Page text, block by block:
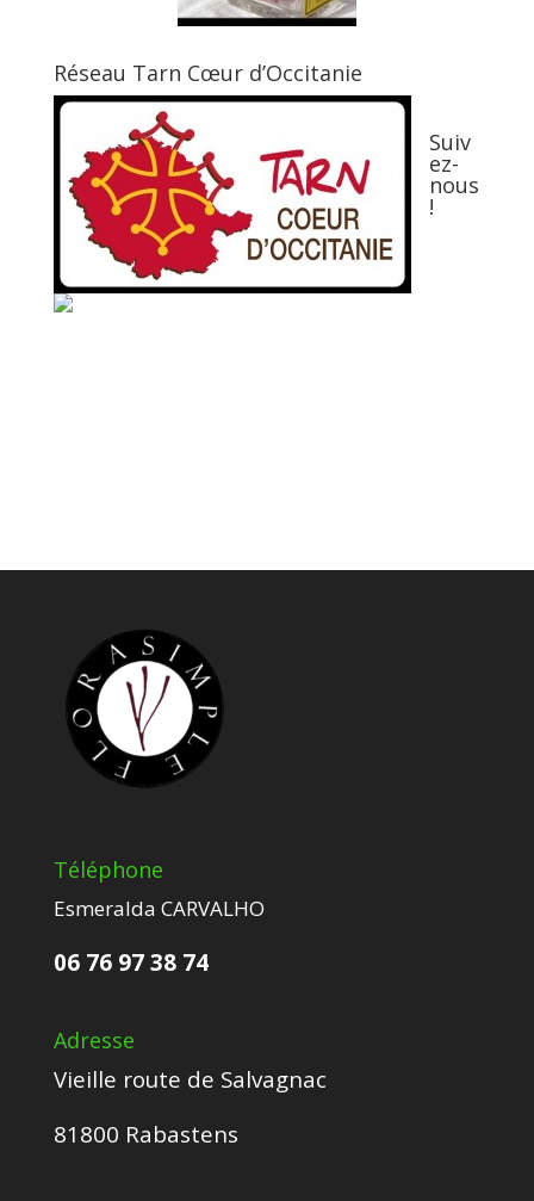
Réseau Tarn Cœur d’Occitanie
Suiv
ez-
nous
!
Téléphone
Esmeralda CARVALHO
06 76 97 38 74
Adresse
Vieille route de Salvagnac
81800 Rabastens